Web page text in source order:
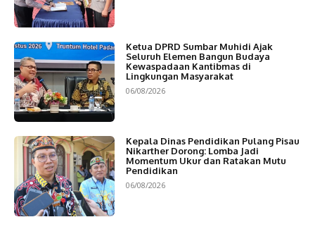
Ketua DPRD Sumbar Muhidi Ajak
Seluruh Elemen Bangun Budaya
Kewaspadaan Kantibmas di
Lingkungan Masyarakat
06/08/2026
Kepala Dinas Pendidikan Pulang Pisau
Nikarther Dorong: Lomba Jadi
Momentum Ukur dan Ratakan Mutu
Pendidikan
06/08/2026